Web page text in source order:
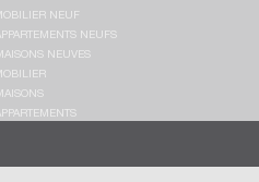
NEUF
NEUFS
NEUVES